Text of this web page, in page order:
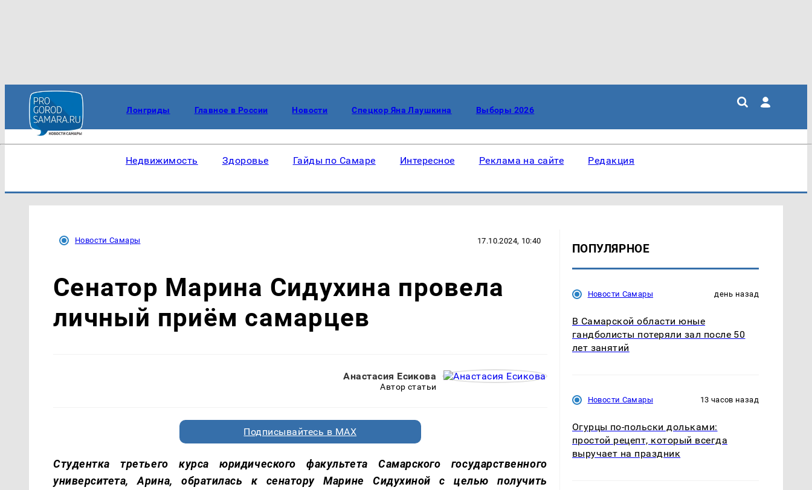
Лонгриды Главное в России Новости Спецкор Яна Лаушкина Выборы 2026
Недвижимость Здоровье Гайды по Самаре Интересное Реклама на сайте Редакция
Новости Самары 17.10.2024, 10:40
Сенатор Марина Сидухина провела
личный приём самарцев
Анастасия Есикова
Автор статьи
Подписывайтесь в MAX
Студентка третьего курса юридического факультета Самарского государственного
университета, Арина, обратилась к сенатору Марине Сидухиной с целью получить
ПОПУЛЯРНОЕ
Новости Самары день назад
В Самарской области юные
гандболисты потеряли зал после 50
лет занятий
Новости Самары 13 часов назад
Огурцы по‑польски дольками:
простой рецепт, который всегда
выручает на праздник